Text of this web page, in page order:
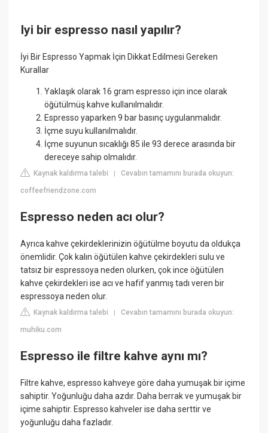
Iyi bir espresso nasıl yapılır?
İyi Bir Espresso Yapmak İçin Dikkat Edilmesi Gereken
Kurallar
Yaklaşık olarak 16 gram espresso için ince olarak
öğütülmüş kahve kullanılmalıdır.
Espresso yaparken 9 bar basınç uygulanmalıdır.
İçme suyu kullanılmalıdır.
İçme suyunun sıcaklığı 85 ile 93 derece arasında bir
dereceye sahip olmalıdır.
Kaynak kaldırma talebi |Cevabın tamamını burada okuyun:
coffeefriendzone.com
Espresso neden acı olur?
Ayrıca kahve çekirdeklerinizin öğütülme boyutu da oldukça
önemlidir. Çok kalın öğütülen kahve çekirdekleri sulu ve
tatsız bir espressoya neden olurken, çok ince öğütülen
kahve çekirdekleri ise acı ve hafif yanmış tadı veren bir
espressoya neden olur.
Kaynak kaldırma talebi |Cevabın tamamını burada okuyun:
muhiku.com
Espresso ile filtre kahve aynı mı?
Filtre kahve, espresso kahveye göre daha yumuşak bir içime
sahiptir. Yoğunluğu daha azdır. Daha berrak ve yumuşak bir
içime sahiptir. Espresso kahveler ise daha serttir ve
yoğunluğu daha fazladır.